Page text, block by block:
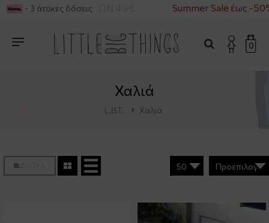
ΑΝΩ ΤΩΝ 49€ Summer Sale έως -50%
- 3 άτοκες δόσεις
0
Χαλιά
L.B.T. Χαλιά
ΦΙΛΤΡΑ